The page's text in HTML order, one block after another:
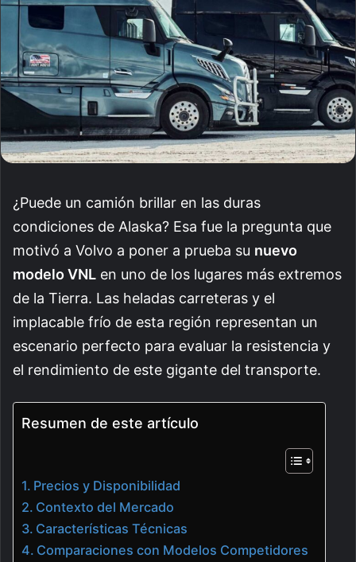
¿Puede un camión brillar en las duras
condiciones de Alaska? Esa fue la pregunta que
motivó a Volvo a poner a prueba su nuevo
modelo VNL en uno de los lugares más extremos
de la Tierra. Las heladas carreteras y el
implacable frío de esta región representan un
escenario perfecto para evaluar la resistencia y
el rendimiento de este gigante del transporte.
Resumen de este artículo
Precios y Disponibilidad
Contexto del Mercado
Características Técnicas
Comparaciones con Modelos Competidores